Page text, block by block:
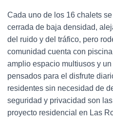
Cada uno de los 16 chalets
cerrada de baja densidad,
del ruido y del tráfico, pero
comunidad cuenta con
amplio espacio multiusos y
pensados para el disfrute
residentes sin necesidad de
seguridad y privacidad son
proyecto residencial en Las